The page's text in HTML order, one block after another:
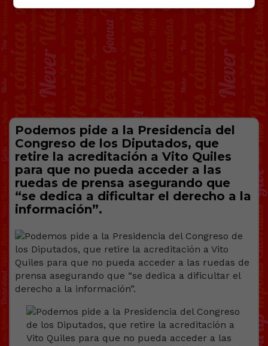
Podemos pide a la Presidencia del
Congreso de los Diputados, que
retire la acreditación a Vito Quiles
para que no pueda acceder a las
ruedas de prensa asegurando que
“se dedica a dificultar el derecho a la
información”.